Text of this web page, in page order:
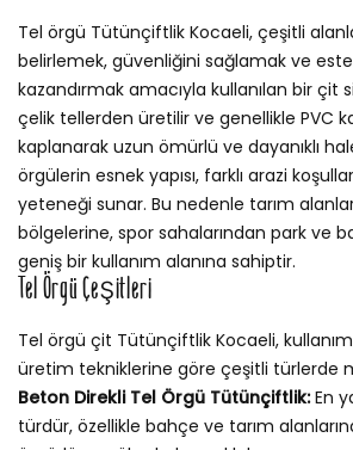
Tel örgü Tütünçiftlik Kocaeli, çeşitli
belirlemek, güvenliğini sağlamak ve
kazandırmak amacıyla kullanılan bir çit
çelik tellerden üretilir ve genellikle PVC
kaplanarak uzun ömürlü ve dayanıklı
örgülerin esnek yapısı, farklı arazi
yeteneği sunar. Bu nedenle tarım
bölgelerine, spor sahalarından park ve
geniş bir kullanım alanına sahiptir.
Tel Örgü Çeşitleri
Tel örgü çit Tütünçiftlik Kocaeli,
üretim tekniklerine göre çeşitli türlerde
Beton Direkli Tel Örgü Tütünçiftlik:En
türdür, özellikle bahçe ve tarım